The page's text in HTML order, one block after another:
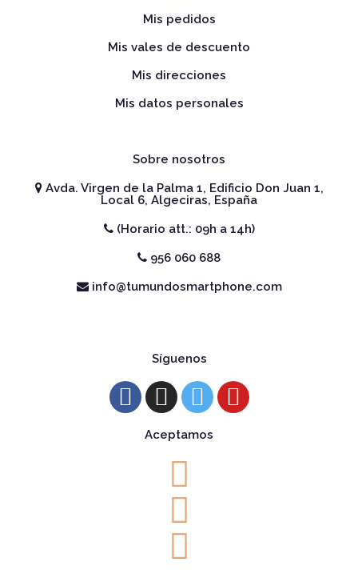
Mis pedidos
Mis vales de descuento
Mis direcciones
Mis datos personales
Sobre nosotros
Avda. Virgen de la Palma 1, Edificio Don Juan 1,
Local 6, Algeciras, España
(Horario att.: 09h a 14h)
956 060 688
info@tumundosmartphone.com
Síguenos
Aceptamos